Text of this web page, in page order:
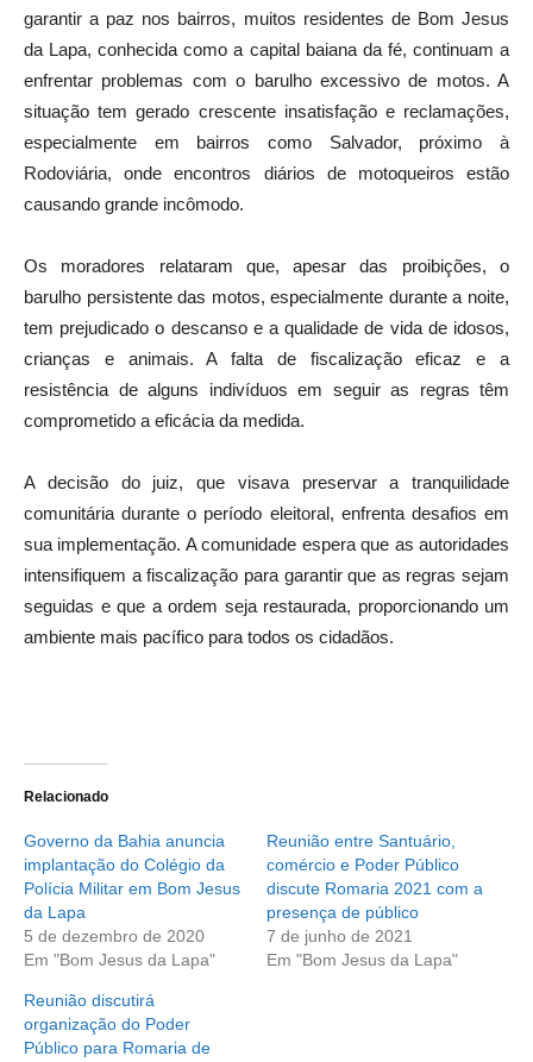
garantir a paz nos bairros, muitos residentes de Bom Jesus
da Lapa, conhecida como a capital baiana da fé, continuam a
enfrentar problemas com o barulho excessivo de motos. A
situação tem gerado crescente insatisfação e reclamações,
especialmente em bairros como Salvador, próximo à
Rodoviária, onde encontros diários de motoqueiros estão
causando grande incômodo.
Os moradores relataram que, apesar das proibições, o
barulho persistente das motos, especialmente durante a noite,
tem prejudicado o descanso e a qualidade de vida de idosos,
crianças e animais. A falta de fiscalização eficaz e a
resistência de alguns indivíduos em seguir as regras têm
comprometido a eficácia da medida.
A decisão do juiz, que visava preservar a tranquilidade
comunitária durante o período eleitoral, enfrenta desafios em
sua implementação. A comunidade espera que as autoridades
intensifiquem a fiscalização para garantir que as regras sejam
seguidas e que a ordem seja restaurada, proporcionando um
ambiente mais pacífico para todos os cidadãos.
Relacionado
Governo da Bahia anuncia
implantação do Colégio da
Polícia Militar em Bom Jesus
da Lapa
5 de dezembro de 2020
Em "Bom Jesus da Lapa"
Reunião entre Santuário,
comércio e Poder Público
discute Romaria 2021 com a
presença de público
7 de junho de 2021
Em "Bom Jesus da Lapa"
Reunião discutirá
organização do Poder
Público para Romaria de